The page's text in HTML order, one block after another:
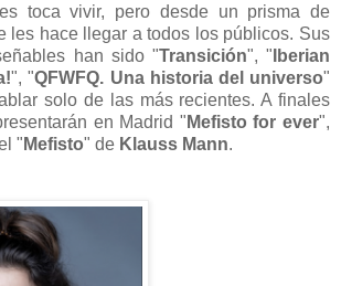
toca vivir, pero desde un prisma de
les hace llegar a todos los públicos. Sus
han sido "Transición", " Iberian
", "QFWFQ. Una historia del universo"
solo de las más recientes. A finales
en Madrid " Mefisto for ever",
" Mefisto" de Klauss Mann.